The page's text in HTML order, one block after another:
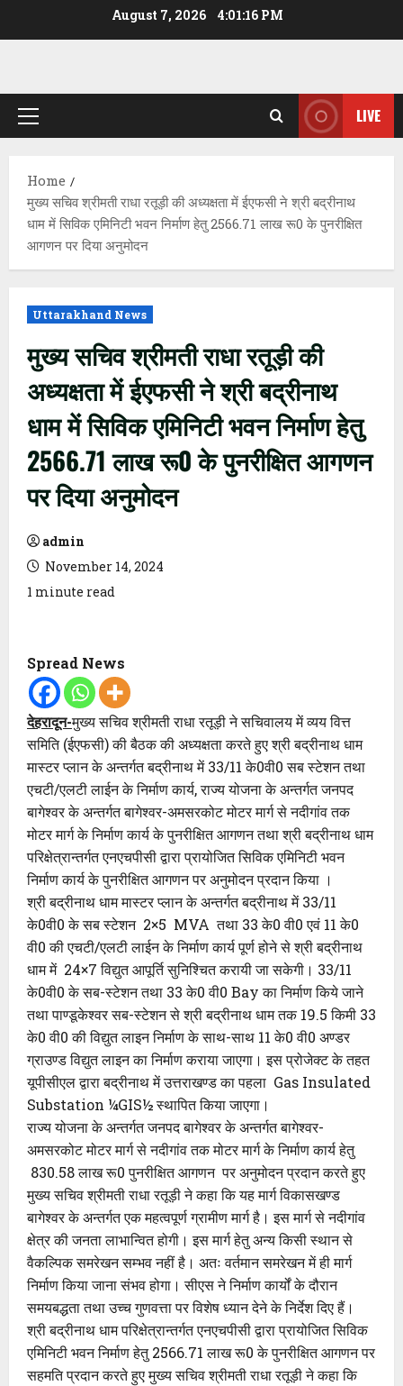
August 7, 2026 4:01:16 PM
Primary
LIVE
Home
मुख्य सचिव श्रीमती राधा रतूड़ी की अध्यक्षता में ईएफसी ने श्री बद्रीनाथ
धाम में सिविक एमिनिटी भवन निर्माण हेतु 2566.71 लाख रू0 के पुनरीक्षित
आगणन पर दिया अनुमोदन
Uttarakhand News
मुख्य सचिव श्रीमती राधा रतूड़ी की
अध्यक्षता में ईएफसी ने श्री बद्रीनाथ
धाम में सिविक एमिनिटी भवन निर्माण हेतु
2566.71 लाख रू0 के पुनरीक्षित आगणन
पर दिया अनुमोदन
admin
November 14, 2024
1 minute read
Spread News
देहरादून-मुख्य सचिव श्रीमती राधा रतूड़ी ने सचिवालय में व्यय वित्त
समिति (ईएफसी) की बैठक की अध्यक्षता करते हुए श्री बद्रीनाथ धाम
मास्टर प्लान के अन्तर्गत बद्रीनाथ में 33/11 के0वी0 सब स्टेशन तथा
एचटी/एलटी लाईन के निर्माण कार्य, राज्य योजना के अन्तर्गत जनपद
बागेश्वर के अन्तर्गत बागेश्वर-अमसरकोट मोटर मार्ग से नदीगांव तक
मोटर मार्ग के निर्माण कार्य के पुनरीक्षित आगणन तथा श्री बद्रीनाथ धाम
परिक्षेत्रान्तर्गत एनएचपीसी द्वारा प्रायोजित सिविक एमिनिटी भवन
निर्माण कार्य के पुनरीक्षित आगणन पर अनुमोदन प्रदान किया ।
श्री बद्रीनाथ धाम मास्टर प्लान के अन्तर्गत बद्रीनाथ में 33/11
के0वी0 के सब स्टेशन 2×5 MVA तथा 33 के0 वी0 एवं 11 के0
वी0 की एचटी/एलटी लाईन के निर्माण कार्य पूर्ण होने से श्री बद्रीनाथ
धाम में 24×7 विद्युत आपूर्ति सुनिश्चित करायी जा सकेगी। 33/11
के0वी0 के सब-स्टेशन तथा 33 के0 वी0 Bay का निर्माण किये जाने
तथा पाण्डूकेश्वर सब-स्टेशन से श्री बद्रीनाथ धाम तक 19.5 किमी 33
के0 वी0 की विद्युत लाइन निर्माण के साथ-साथ 11 के0 वी0 अण्डर
ग्राउण्ड विद्युत लाइन का निर्माण कराया जाएगा। इस प्रोजेक्ट के तहत
यूपीसीएल द्वारा बद्रीनाथ में उत्तराखण्ड का पहला Gas Insulated
Substation ¼GIS½ स्थापित किया जाएगा।
राज्य योजना के अन्तर्गत जनपद बागेश्वर के अन्तर्गत बागेश्वर-
अमसरकोट मोटर मार्ग से नदीगांव तक मोटर मार्ग के निर्माण कार्य हेतु
830.58 लाख रू0 पुनरीक्षित आगणन पर अनुमोदन प्रदान करते हुए
मुख्य सचिव श्रीमती राधा रतूड़ी ने कहा कि यह मार्ग विकासखण्ड
बागेश्वर के अन्तर्गत एक महत्वपूर्ण ग्रामीण मार्ग है। इस मार्ग से नदीगांव
क्षेत्र की जनता लाभान्वित होगी। इस मार्ग हेतु अन्य किसी स्थान से
वैकल्पिक समरेखन सम्भव नहीं है। अतः वर्तमान समरेखन में ही मार्ग
निर्माण किया जाना संभव होगा। सीएस ने निर्माण कार्यों के दौरान
समयबद्धता तथा उच्च गुणवत्ता पर विशेष ध्यान देने के निर्देश दिए हैं।
श्री बद्रीनाथ धाम परिक्षेत्रान्तर्गत एनएचपीसी द्वारा प्रायोजित सिविक
एमिनिटी भवन निर्माण हेतु 2566.71 लाख रू0 के पुनरीक्षित आगणन पर
सहमति प्रदान करते हुए मुख्य सचिव श्रीमती राधा रतूड़ी ने कहा कि